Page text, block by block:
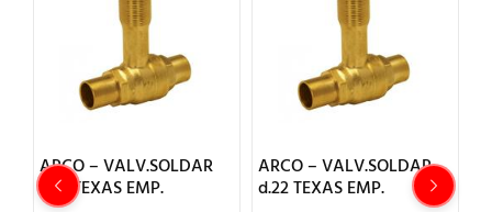
ARCO – VALV.SOLDAR
d.18 TEXAS EMP.
ARCO – VALV.SOLDAR
d.22 TEXAS EMP.